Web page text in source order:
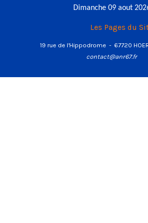
Dimanche 09 aout
Les Pages du
19 rue de l'Hippodrome - 67720
contact@anr67.fr